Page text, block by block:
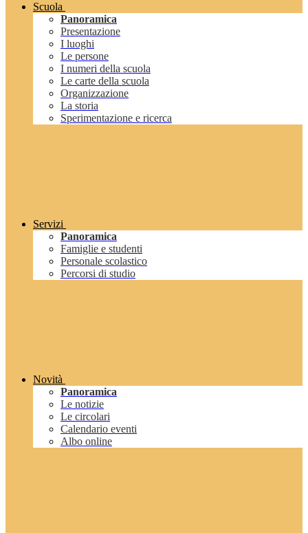
Scuola
Panoramica
Presentazione
I luoghi
Le persone
I numeri della scuola
Le carte della scuola
Organizzazione
La storia
Sperimentazione e ricerca
Servizi
Panoramica
Famiglie e studenti
Personale scolastico
Percorsi di studio
Novità
Panoramica
Le notizie
Le circolari
Calendario eventi
Albo online